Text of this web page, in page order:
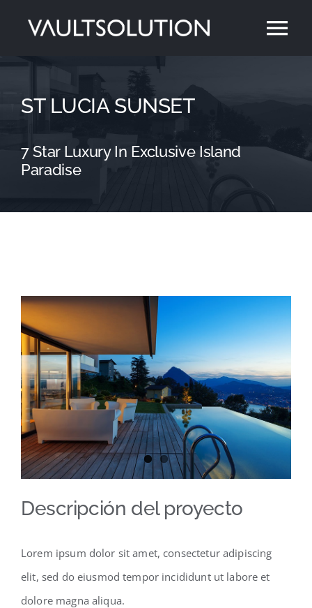
contenido
Tarifas
Preguntas Frecuentes
Contacto
ST LUCIA SUNSET
7 Star Luxury In Exclusive Island
Paradise
Ver
imagen
más
grande
Descripción del proyecto
Lorem ipsum dolor sit amet, consectetur adipiscing
elit, sed do eiusmod tempor incididunt ut labore et
dolore magna aliqua.